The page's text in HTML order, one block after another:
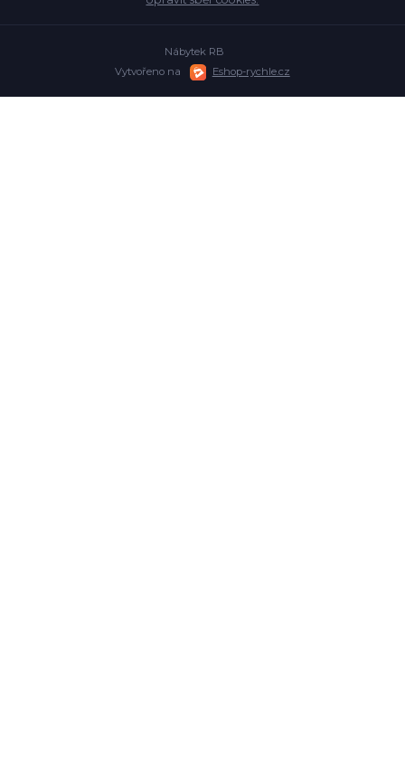
Nábytek RB
Vytvořeno na
Eshop-rychle.cz